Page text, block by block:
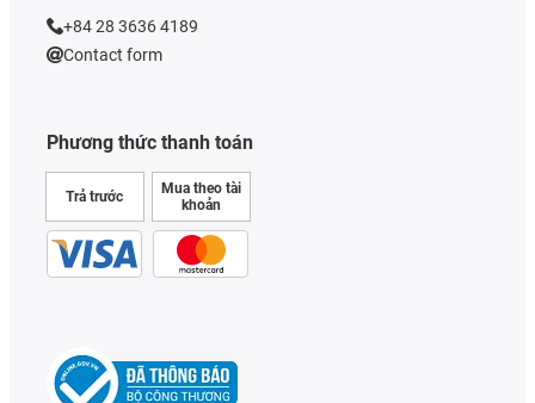
Phương thức thanh toán
Trả trước
Mua theo tài
khoản
+84 28 3636 4189
Contact form